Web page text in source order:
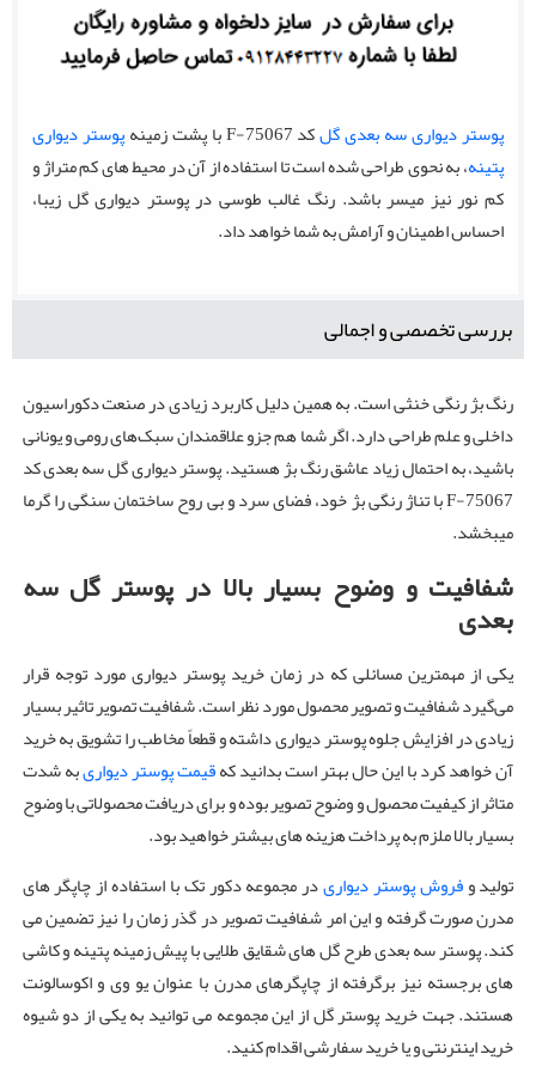
پوستر دیواری سه بعدی گلکد F-75067 با پشت زمینه
پوستر دیواری
پتینه، به نحوی طراحی شده است تا استفاده از آن در محیط های کم متراژ و
کم نور نیز میسر باشد. رنگ غالب طوسی در پوستر دیواری گل زیبا،
احساس اطمینان و آرامش به شما خواهد داد.
بررسی تخصصی و اجمالی
رنگ بژ رنگی خنثی است. به همین دلیل کاربرد زیادی در صنعت دکوراسیون
داخلی و علم طراحی دارد. اگر شما هم جزو علاقمندان سبک‌های رومی و یونانی
باشید، به احتمال زیاد عاشق رنگ بژ هستید. پوستر دیواری گل سه بعدی کد
F-75067 با تناژ رنگی بژ خود، فضای سرد و بی روح ساختمان سنگی را گرما
میبخشد.
شفافیت و وضوح بسیار بالا در پوستر گل سه
بعدی
یکی از مهمترین مسائلی که در زمان خرید پوستر دیواری مورد توجه قرار
می‌گیرد شفافیت و تصویر محصول مورد نظر است. شفافیت تصویر تاثیر بسیار
زیادی در افزایش جلوه پوستر دیواری داشته و قطعاً مخاطب را تشویق به خرید
آن خواهد کرد با این حال بهتر است بدانید کهقیمت پوستر دیواریبه شدت
متاثر از کیفیت محصول و وضوح تصویر بوده و برای دریافت محصولاتی با وضوح
بسیار بالا ملزم به پرداخت هزینه های بیشتر خواهید بود.
تولید وفروش پوستر دیواریدر مجموعه دکور تک با استفاده از چاپگر های
مدرن صورت گرفته و این امر شفافیت تصویر در گذر زمان را نیز تضمین می
کند. پوستر سه بعدی طرح گل های شقایق طلایی با پیش زمینه پتینه و کاشی
های برجسته نیز برگرفته از چاپگرهای مدرن با عنوان یو وی و اکوسالونت
هستند. جهت خرید پوستر گل از این مجموعه می توانید به یکی از دو شیوه
خرید اینترنتی و یا خرید سفارشی اقدام کنید.